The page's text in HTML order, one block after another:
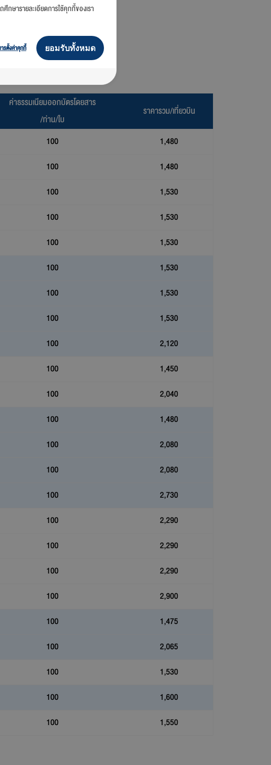
ค่าธรรมเนียมออกบัตรโดยสาร
/ท่าน/ใบ
ราคารวม/เที่ยวบิน
100
1,480
100
1,480
100
1,530
100
1,530
100 1,530
100
1,530
100
1,530
100
1,530
100 2,120
100
1,450
100 2,040
100
1,480
100
2,080
100
2,080
100 2,730
100
2,290
100
2,290
100
2,290
100 2,900
100
1,475
100
2,065
100
1,530
100
1,600
100 1,550
กษารายละเอียดการใช้คุกกี้ของเรา
ยอมรับทั้งหมด
รตั้งค่าคุกกี้